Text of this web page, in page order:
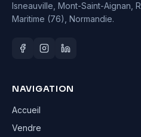
Isneauville, Mont-Saint-Aignan,
Maritime (76), Normandie.
NAVIGATION
Accueil
Vendre